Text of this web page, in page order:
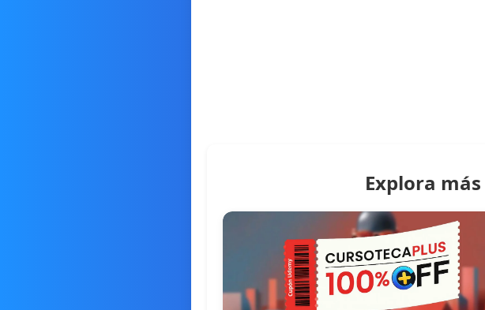
Explora